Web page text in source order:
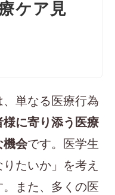
ケア見
単なる医療行為
様に寄り添う医療
機会です。医学生
たいか」を考え
また、多くの医